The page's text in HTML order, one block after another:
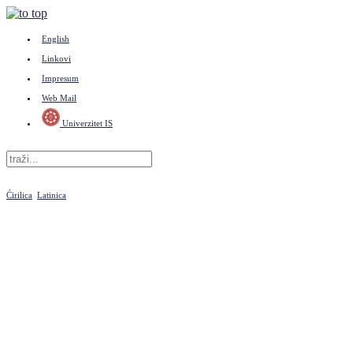
English
Linkovi
Impresum
Web Mail
Univerzitet IS
Ćirilica Latinica